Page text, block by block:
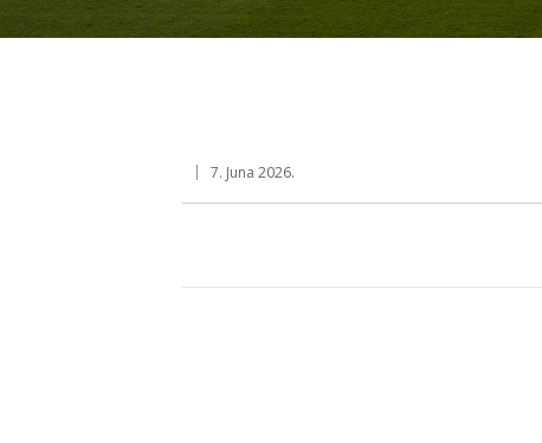
7. Juna 2026.